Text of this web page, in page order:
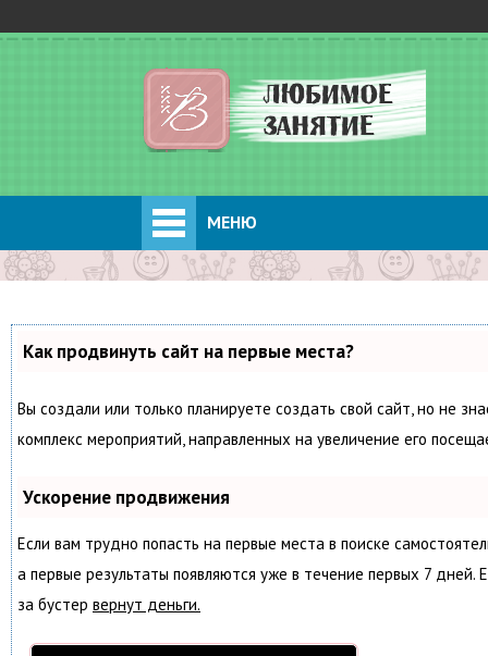
МЕНЮ
Как продвинуть сайт на первые места?
Вы создали или только планируете создать свой сайт, но не
комплекс мероприятий, направленных на увеличение его
Ускорение продвижения
Если вам трудно попасть на первые места в поиске
а первые результаты появляются уже в течение первых 7
за бустер вернут деньги.